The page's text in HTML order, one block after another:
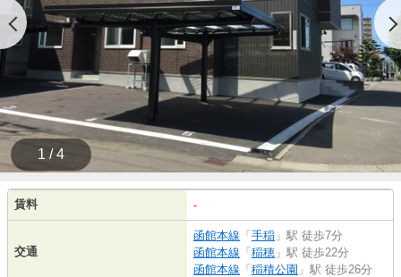
1 / 4
賃料 -
交通
函館本線 「手稲 」駅 徒歩7分
函館本線 「稲穂 」駅 徒歩22分
函館本線 「稲積公園 」駅 徒歩26分